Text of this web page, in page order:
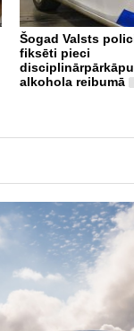
Šogad Valsts
fiksēti pieci
alkohola reibumā